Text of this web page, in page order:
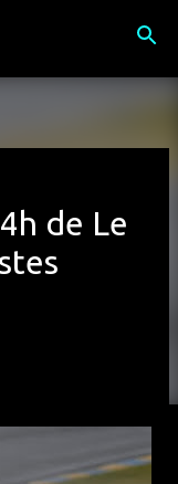
de Le